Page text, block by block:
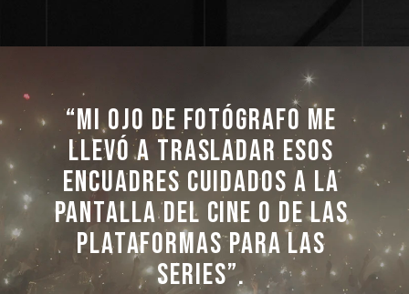
“MI OJO DE FOTÓGRAFO ME
LLEVÓ A TRASLADAR ESOS
ENCUADRES CUIDADOS A LA
PANTALLA DEL CINE O DE LAS
PLATAFORMAS PARA LAS
SERIES”.